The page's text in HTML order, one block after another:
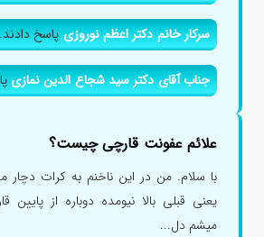
سرکار خانم دکتر اعظم نوروزیپاسخ دادند.
جناب آقای دکتر سید شجاع الدین نمازی
علائم عفونت قارچی چیست؟
با سلام. من در این ناخنم به کرات
یعنی قبلی بالا نیومده دوباره از
میشم دل...